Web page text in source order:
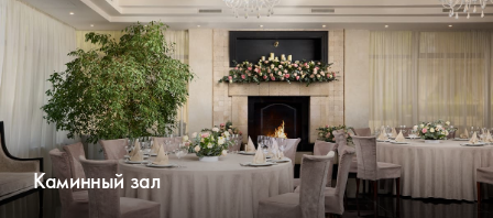
Каминный зал